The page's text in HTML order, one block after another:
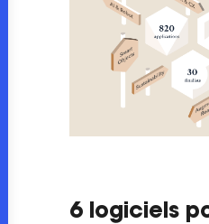
6 logiciels